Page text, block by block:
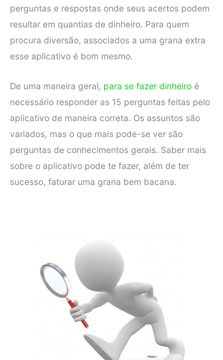
perguntas e respostas onde seus acertos podem
resultar em quantias de dinheiro. Para quem
procura diversão, associados a uma grana extra
esse aplicativo é bom mesmo.
De uma maneira geral, para se fazer dinheiro é
necessário responder as 15 perguntas feitas pelo
aplicativo de maneira correta. Os assuntos são
variados, mas o que mais pode-se ver são
perguntas de conhecimentos gerais. Saber mais
sobre o aplicativo pode te fazer, além de ter
sucesso, faturar uma grana bem bacana.